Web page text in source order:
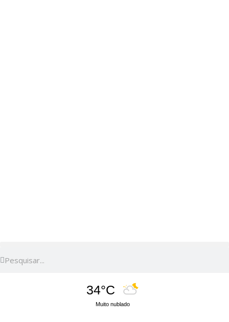
34°C
Muito nublado